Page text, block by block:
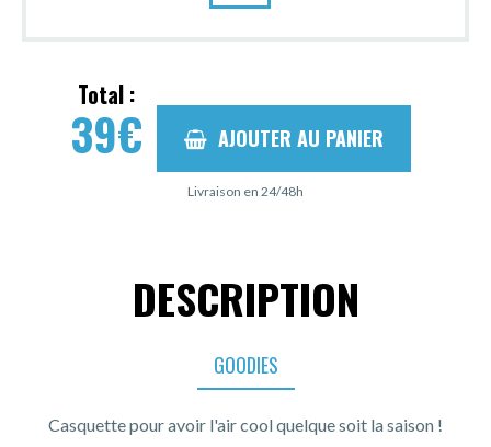
Total :
39€ AJOUTER AU PANIER
Livraison en 24/48h
DESCRIPTION
GOODIES
Casquette pour avoir l'air cool quelque soit la saison !